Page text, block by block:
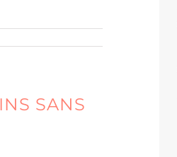
SANS